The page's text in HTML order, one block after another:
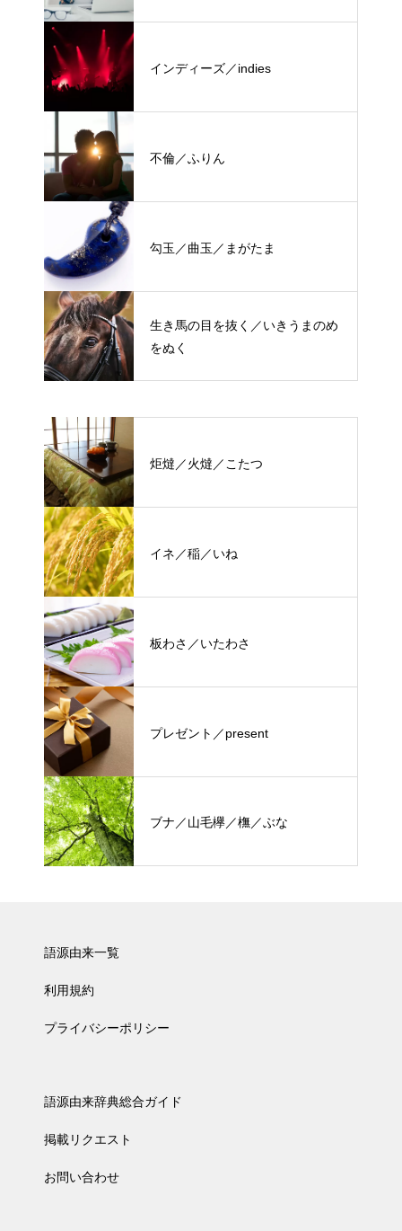
インディーズ／indies
不倫／ふりん
勾玉／曲玉／まがたま
生き馬の目を抜く／いきうまのめ
をぬく
炬燵／火燵／こたつ
イネ／稲／いね
板わさ／いたわさ
プレゼント／present
ブナ／山毛欅／橅／ぶな
語源由来一覧
利用規約
プライバシーポリシー
語源由来辞典総合ガイド
掲載リクエスト
お問い合わせ